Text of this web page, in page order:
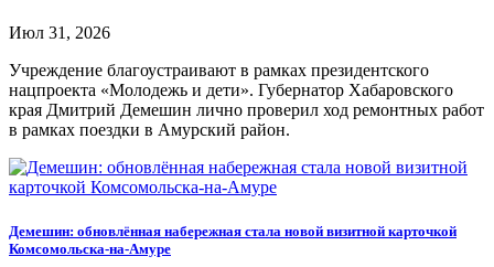
Июл 31, 2026
Учреждение благоустраивают в рамках президентского
нацпроекта «Молодежь и дети». Губернатор Хабаровского
края Дмитрий Демешин лично проверил ход ремонтных работ
в рамках поездки в Амурский район.
Демешин: обновлённая набережная стала новой визитной карточкой
Комсомольска-на-Амуре